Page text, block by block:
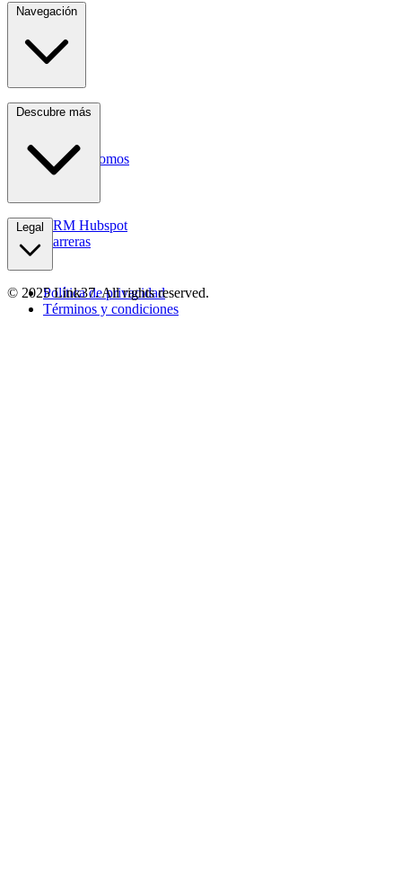
Navegación
Servicios
Recursos
Quiénes somos
Contactos
Descubre más
CRM Hubspot
Carreras
Legal
Política de privacidad
Términos y condiciones
© 2025 Link37. All rights reserved.